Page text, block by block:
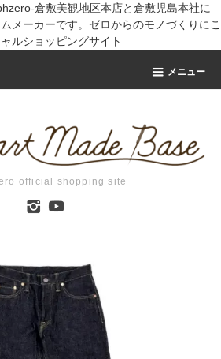
倉敷美観地区本店と倉敷児島本社に
メーカーです。ゼロからのモノづくりにこ
ルショッピングサイト
メニュー
official shopping site